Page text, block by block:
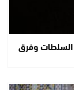
السلطات وفرق